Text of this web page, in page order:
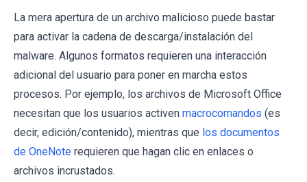
La mera apertura de un archivo malicioso puede bastar
para activar la cadena de descarga/instalación del
malware. Algunos formatos requieren una interacción
adicional del usuario para poner en marcha estos
procesos. Por ejemplo, los archivos de Microsoft Office
necesitan que los usuarios activen macrocomandos (es
decir, edición/contenido), mientras que los documentos
de OneNote requieren que hagan clic en enlaces o
archivos incrustados.